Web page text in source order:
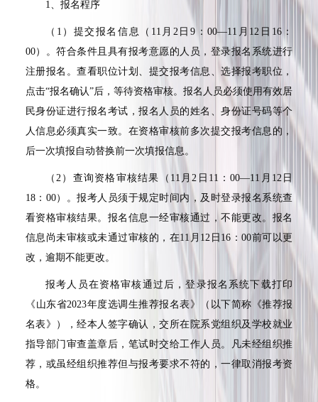
1、报名程序
（ 1 ）提交报名信息（ 11 月 2日9 ：00—11 月 12 日 16：
00）。符合条件且具有报考意愿的人员，登录报名系统进行
注册报名。查看职位计划、提交报考信息、选择报考职位，
点击“报名确认”后，等待资格审核。报名人员必须使用有效居
民身份证进行报名考试，报名人员的姓名、身份证号码等个
人信息必须真实一致。在资格审核前多次提交报考信息的，
后一次填报自动替换前一次填报信息。
（2 ）查询资格审核结果（ 11 月2 日 11 ：00—11 月 12日
18 ： 00）。报考人员须于规定时间内，及时登录报名系统查
看资格审核结果。报名信息一经审核通过，不能更改。报名
信息尚未审核或未通过审核的，在11月 12 日 16 ：00前可以更
改，逾期不能更改。
报考人员在资格审核通过后，登录报名系统下载打印
《山东省2023年度选调生推荐报名表》（以下简称《推荐报
名表》），经本人签字确认，交所在院系党组织及学校就业
指导部门审查盖章后，笔试时交给工作人员。凡未经组织推
荐，或虽经组织推荐但与报考要求不符的，一律取消报考资
格。